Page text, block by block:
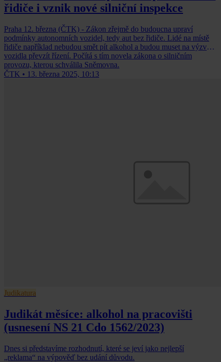
řidiče i vznik nové silniční inspekce
Praha 12. března (ČTK) - Zákon zřejmě do budoucna upraví
podmínky autonomních vozidel, tedy aut bez řidiče. Lidé na místě
řidiče například nebudou smět pít alkohol a budou muset na výzvu
vozidla převzít řízení. Počítá s tím novela zákona o silničním
provozu, kterou schválila Sněmovna.
ČTK • 13. března 2025, 10:13
Judikatura
Judikát měsíce: alkohol na pracovišti
(usnesení NS 21 Cdo 1562/2023)
Dnes si představíme rozhodnutí, které se jeví jako nejlepší
„reklama“ na výpověď bez udání důvodu.